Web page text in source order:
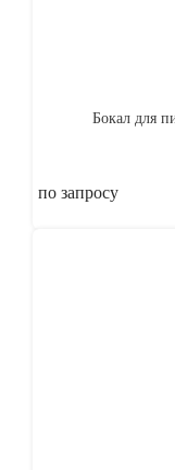
Бокал для
по запросу